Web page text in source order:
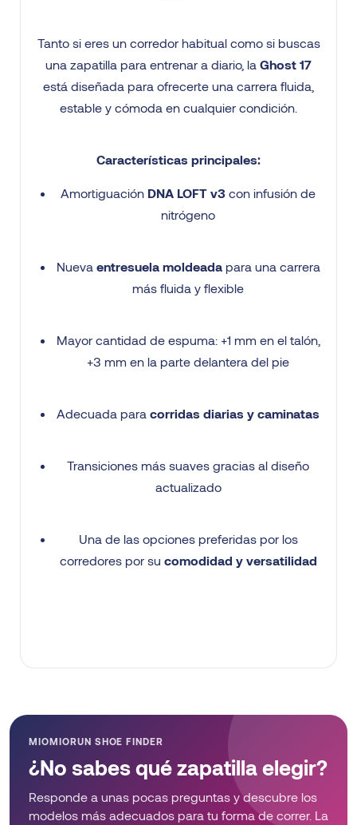
Tanto si eres un corredor habitual como si buscas
una zapatilla para entrenar a diario, la Ghost 17
está diseñada para ofrecerte una carrera fluida,
estable y cómoda en cualquier condición.
Características principales:
Amortiguación DNA LOFT v3 con infusión de
nitrógeno
Nueva entresuela moldeadapara una carrera
más fluida y flexible
Mayor cantidad de espuma: +1 mm en el talón,
+3 mm en la parte delantera del pie
Adecuada para corridas diarias y caminatas
Transiciones más suaves gracias al diseño
actualizado
Una de las opciones preferidas por los
corredores por su comodidad y versatilidad
MIOMIORUN SHOE FINDER
¿No sabes qué zapatilla elegir?
Responde a unas pocas preguntas y descubre los
modelos más adecuados para tu forma de correr. La